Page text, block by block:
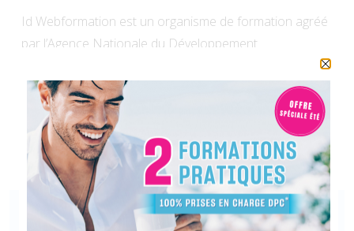
Id Webformation est un organisme de formation agréé
par l’Agence Nationale du Développement
Professionnel Continu (DPC) et certifié Qualiopi. Nous
proposons des formations au format e-learning aux
chirurgiens-dentistes et aux othodontistes exerçant en
libéral ou en milieu hospitalier.